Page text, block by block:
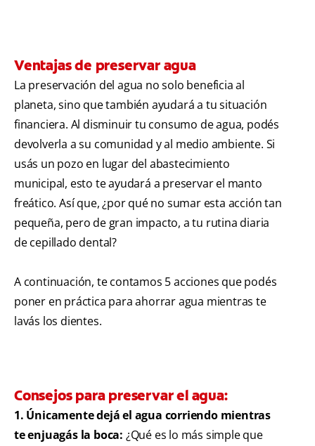
Ventajas de preservar agua
La preservación del agua no solo beneficia al
planeta, sino que también ayudará a tu situación
financiera. Al disminuir tu consumo de agua, podés
devolverla a su comunidad y al medio ambiente. Si
usás un pozo en lugar del abastecimiento
municipal, esto te ayudará a preservar el manto
freático. Así que, ¿por qué no sumar esta acción tan
pequeña, pero de gran impacto, a tu rutina diaria
de cepillado dental?
A continuación, te contamos 5 acciones que podés
poner en práctica para ahorrar agua mientras te
lavás los dientes.
Consejos para preservar el agua:
1. Únicamente dejá el agua corriendo mientras
te enjuagás la boca: ¿Qué es lo más simple que